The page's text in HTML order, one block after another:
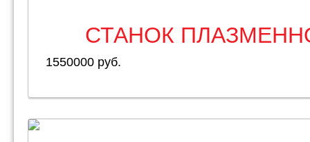
СТАНОК
1550000 руб.